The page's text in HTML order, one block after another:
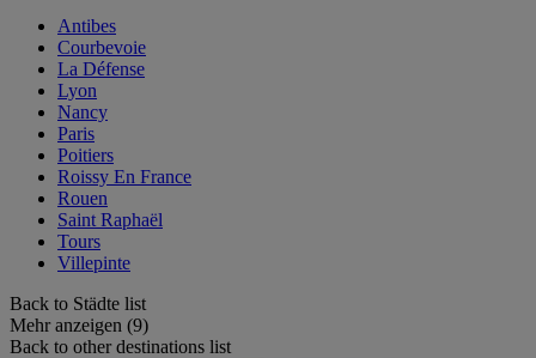
Antibes
Courbevoie
La Défense
Lyon
Nancy
Paris
Poitiers
Roissy En France
Rouen
Saint Raphaël
Tours
Villepinte
Back to Städte list
Mehr anzeigen (9)
Back to other destinations list